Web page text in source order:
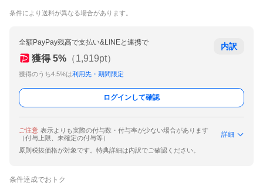
条件により送料が異なる場合があります。
全額PayPay残高で支払い&LINEと連携で
獲得 5% （1,919pt）
獲得のうち4.5%は利用先・期間限定
内訳
ログインして確認
ご注意 表示よりも実際の付与数・付与率が少ない場合があります
（付与上限、未確定の付与等）
詳細
原則税抜価格が対象です。特典詳細は内訳でご確認ください。
条件達成でおトク